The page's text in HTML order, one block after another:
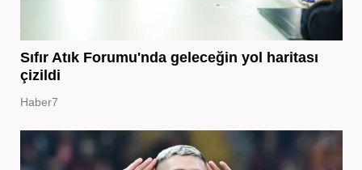
Sıfır Atık Forumu'nda geleceğin yol haritası
çizildi
Haber7